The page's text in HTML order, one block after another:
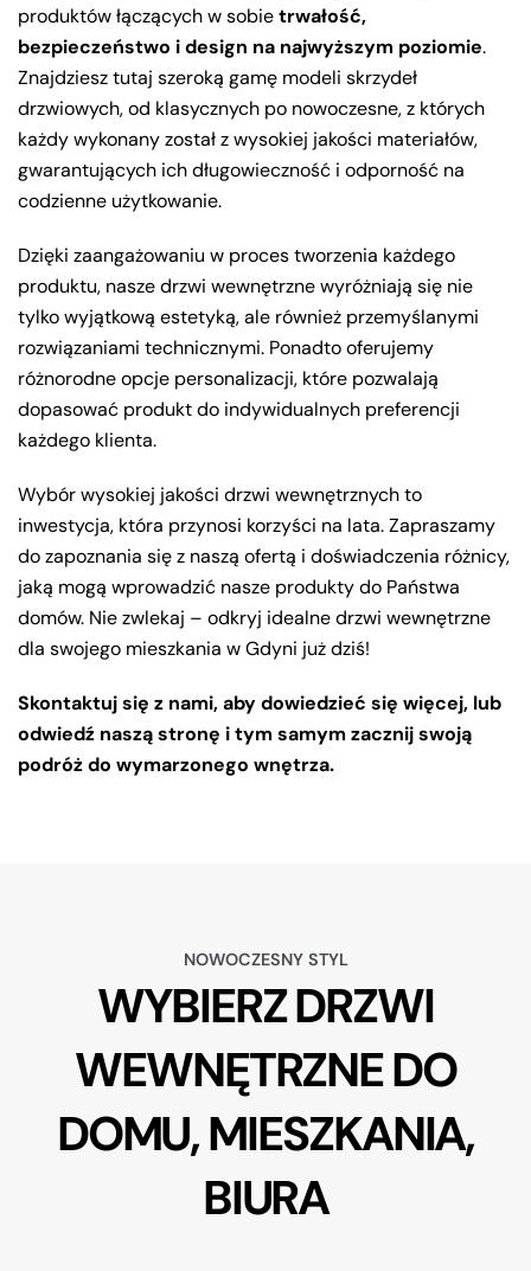
produktów łączących w sobietrwałość,
bezpieczeństwo i design na najwyższym poziomie.
Znajdziesz tutaj szeroką gamę modeli skrzydeł
drzwiowych, od klasycznych po nowoczesne, z których
każdy wykonany został z wysokiej jakości materiałów,
gwarantujących ich długowieczność i odporność na
codzienne użytkowanie.
Dzięki zaangażowaniu w proces tworzenia każdego
produktu, nasze drzwi wewnętrzne wyróżniają się nie
tylko wyjątkową estetyką, ale również przemyślanymi
rozwiązaniami technicznymi. Ponadto oferujemy
różnorodne opcje personalizacji, które pozwalają
dopasować produkt do indywidualnych preferencji
każdego klienta.
Wybór wysokiej jakości drzwi wewnętrznych to
inwestycja, która przynosi korzyści na lata. Zapraszamy
do zapoznania się z naszą ofertą i doświadczenia różnicy,
jaką mogą wprowadzić nasze produkty do Państwa
domów. Nie zwlekaj – odkryj idealne drzwi wewnętrzne
dla swojego mieszkania w Gdyni już dziś!
Skontaktuj się z nami, aby dowiedzieć się więcej, lub
odwiedź naszą stronę i tym samym zacznij swoją
podróż do wymarzonego wnętrza.
NOWOCZESNY STYL
WYBIERZ DRZWI
WEWNĘTRZNE DO
DOMU, MIESZKANIA,
BIURA